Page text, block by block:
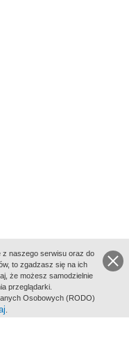
z naszego serwisu oraz do
to zgadzasz się na ich
że możesz samodzielnie
przeglądarki.
Osobowych (RODO)